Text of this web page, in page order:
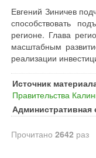
Евгений Зиничев
способствовать
регионе. Глава
масштабным
реализации
Источник
Правительства
Административная
Прочитано 2642 раз